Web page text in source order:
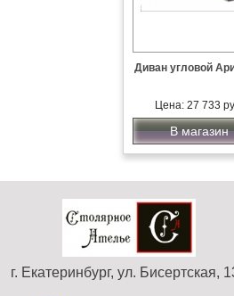
Диван угловой
Цена: 27 733
В магазин
г. Екатеринбург, ул. Бисертская,